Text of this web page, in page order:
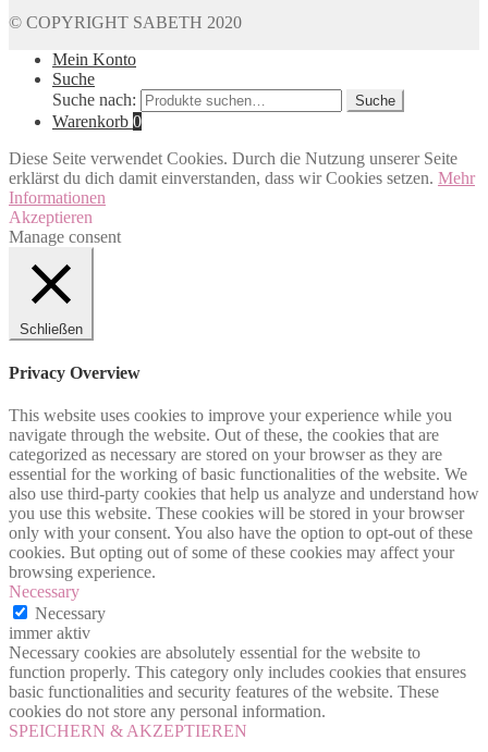
© COPYRIGHT SABETH 2020
Mein Konto
Suche
Suche nach:
Suche
Warenkorb 0
Diese Seite verwendet Cookies. Durch die Nutzung unserer Seite
erklärst du dich damit einverstanden, dass wir Cookies setzen. Mehr
Informationen
Akzeptieren
Manage consent
Schließen
Privacy Overview
This website uses cookies to improve your experience while you
navigate through the website. Out of these, the cookies that are
categorized as necessary are stored on your browser as they are
essential for the working of basic functionalities of the website. We
also use third-party cookies that help us analyze and understand how
you use this website. These cookies will be stored in your browser
only with your consent. You also have the option to opt-out of these
cookies. But opting out of some of these cookies may affect your
browsing experience.
Necessary
Necessary
immer aktiv
Necessary cookies are absolutely essential for the website to
function properly. This category only includes cookies that ensures
basic functionalities and security features of the website. These
cookies do not store any personal information.
SPEICHERN & AKZEPTIEREN